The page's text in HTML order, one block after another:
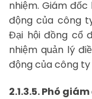
nhiệm. Giám
động của công
Đại hội đồng cổ
nhiệm quản lý
động của công
2.1.3.5. Phó